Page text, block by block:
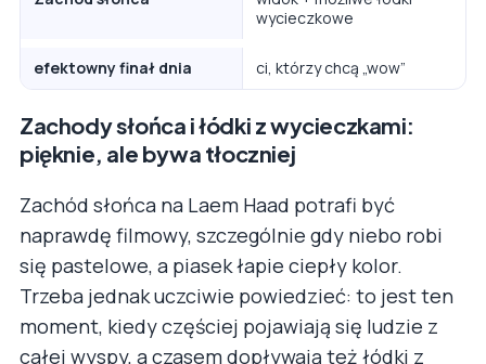
wycieczkowe
efektowny finał dnia ci, którzy chcą „wow”
Zachody słońca i łódki z wycieczkami:
pięknie, ale bywa tłoczniej
Zachód słońca na Laem Haad potrafi być
naprawdę filmowy, szczególnie gdy niebo robi
się pastelowe, a piasek łapie ciepły kolor.
Trzeba jednak uczciwie powiedzieć: to jest ten
moment, kiedy częściej pojawiają się ludzie z
całej wyspy, a czasem dopływają też łódki z